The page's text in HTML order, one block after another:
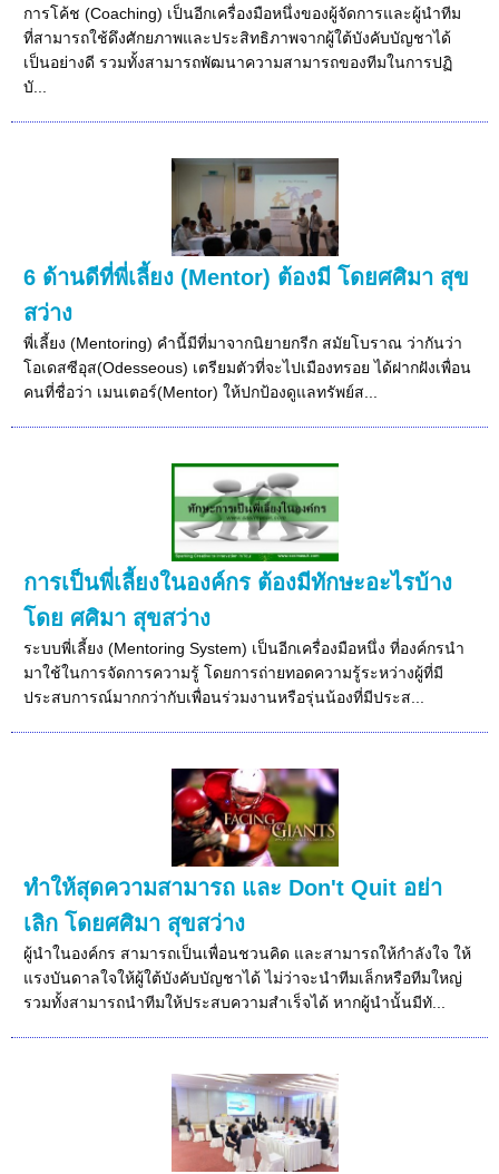
การโค้ช (Coaching) เป็นอีกเครื่องมือหนึ่งของผู้จัดการและผู้นำทีม
ที่สามารถใช้ดึงศักยภาพและประสิทธิภาพจากผู้ใต้บังคับบัญชาได้
เป็นอย่างดี รวมทั้งสามารถพัฒนาความสามารถของทีมในการปฏิ
บั...
6 ด้านดีที่พี่เลี้ยง (Mentor) ต้องมี โดยศศิมา สุข
สว่าง
พี่เลี้ยง (Mentoring) คำนี้มีที่มาจากนิยายกรีก สมัยโบราณ ว่ากันว่า
โอเดสซีอุส(Odesseous) เตรียมตัวที่จะไปเมืองทรอย ได้ฝากฝังเพื่อน
คนที่ชื่อว่า เมนเตอร์(Mentor) ให้ปกป้องดูแลทรัพย์ส...
การเป็นพี่เลี้ยงในองค์กร ต้องมีทักษะอะไรบ้าง
โดย ศศิมา สุขสว่าง
ระบบพี่เลี้ยง (Mentoring System) เป็นอีกเครื่องมือหนึ่ง ที่องค์กรนำ
มาใช้ในการจัดการความรู้ โดยการถ่ายทอดความรู้ระหว่างผู้ที่มี
ประสบการณ์มากกว่ากับเพื่อนร่วมงานหรือรุ่นน้องที่มีประส...
ทำให้สุดความสามารถ และ Don't Quit อย่า
เลิก โดยศศิมา สุขสว่าง
ผู้นำในองค์กร สามารถเป็นเพื่อนชวนคิด และสามารถให้กำลังใจ ให้
แรงบันดาลใจให้ผู้ใต้บังคับบัญชาได้ ไม่ว่าจะนำทีมเล็กหรือทีมใหญ่
รวมทั้งสามารถนำทีมให้ประสบความสำเร็จได้ หากผู้นำนั้นมีทั...